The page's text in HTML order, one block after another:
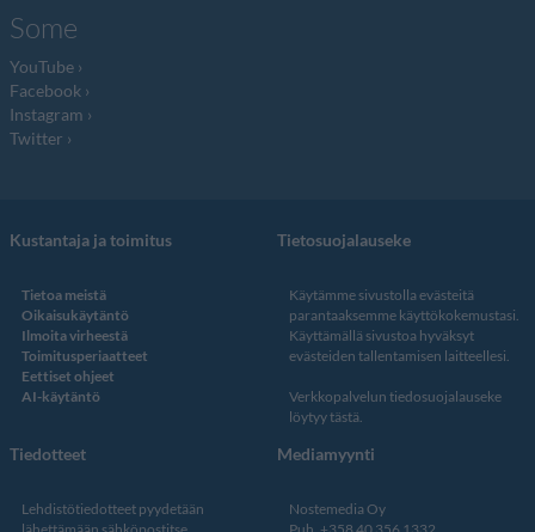
Some
YouTube
Facebook
Instagram
Twitter
Kustantaja ja toimitus
Tietoa meistä
Oikaisukäytäntö
Ilmoita virheestä
Toimitusperiaatteet
Eettiset ohjeet
AI-käytäntö
Tietosuojalauseke
Käytämme sivustolla evästeitä
parantaaksemme käyttökokemustasi.
Käyttämällä sivustoa hyväksyt
evästeiden tallentamisen laitteellesi.
Verkkopalvelun tiedosuojalauseke
löytyy tästä.
Tiedotteet
Lehdistötiedotteet pyydetään
Mediamyynti
Nostemedia Oy